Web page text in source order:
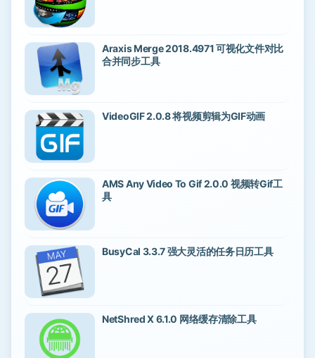
Araxis Merge 2018.4971 可视化文件对比
合并同步工具
VideoGIF 2.0.8 将视频剪辑为GIF动画
AMS Any Video To Gif 2.0.0 视频转Gif工
具
BusyCal 3.3.7 强大灵活的任务日历工具
NetShred X 6.1.0 网络缓存清除工具